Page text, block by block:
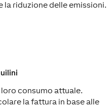
la riduzione delle emissioni.
consumo attuale.
la fattura in base alle